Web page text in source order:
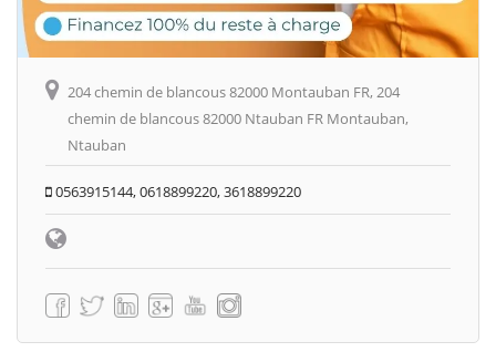
204 chemin de blancous 82000 Montauban FR, 204
chemin de blancous 82000 Ntauban FR Montauban,
Ntauban
0563915144, 0618899220, 3618899220